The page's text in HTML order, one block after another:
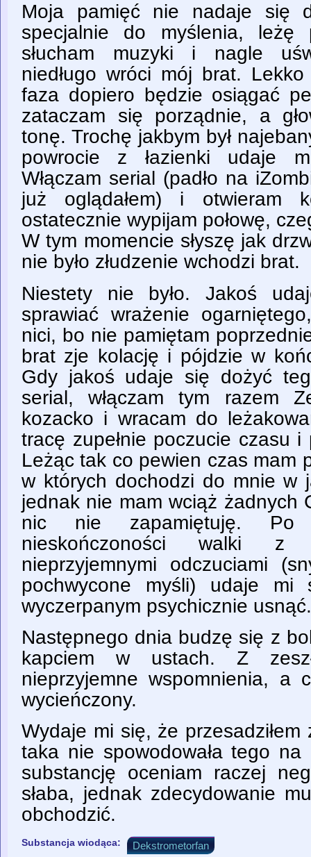
Moja pamięć nie nadaje się
specjalnie do myślenia, leżę
słucham muzyki i nagle
niedługo wróci mój brat.
faza dopiero będzie osiągać
zataczam się porządnie, a
tonę. Trochę jakbym był
powrocie z łazienki udaje
Włączam serial (padło na
już oglądałem) i otwieram
ostatecznie wypijam połowę,
W tym momencie słyszę jak
nie było złudzenie wchodzi brat.
Niestety nie było. Jakoś
sprawiać wrażenie
nici, bo nie pamiętam
brat zje kolację i pójdzie w
Gdy jakoś udaje się dożyć
serial, włączam tym razem
kozacko i wracam do
tracę zupełnie poczucie czasu
Leżąc tak co pewien czas mam
w których dochodzi do mnie w
jednak nie mam wciąż żadnych
nic nie zapamiętuję. Po
nieskończoności walki z
nieprzyjemnymi odczuciami
pochwycone myśli) udaje mi
wyczerpanym psychicznie usnąć.
Następnego dnia budzę się z
kapciem w ustach. Z
nieprzyjemne wspomnienia, a
wycieńczony.
Wydaje mi się, że
taka nie spowodowała tego na
substancję oceniam raczej
słaba, jednak zdecydowanie
obchodzić.
Substancja wiodąca: Dekstrometorfan